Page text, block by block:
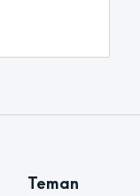
Teman